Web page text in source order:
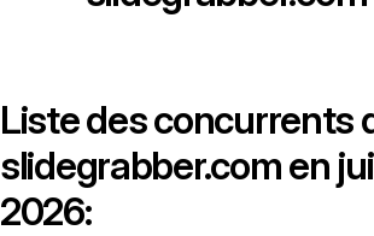
Liste des concurrents
slidegrabber.com en
2026: